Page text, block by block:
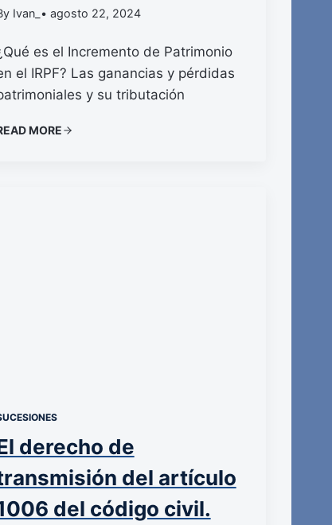
Ivan_ • agosto 22, 2024
es el Incremento de Patrimonio
el IRPF? Las ganancias y pérdidas
y su tributación
MORE
derecho de
del artículo
del código civil.